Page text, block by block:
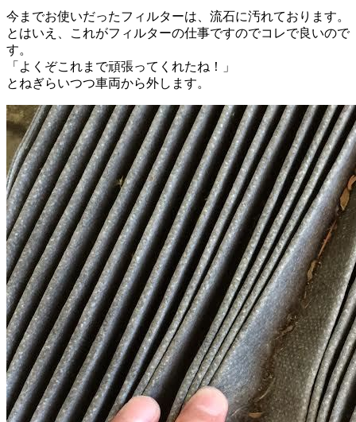
今までお使いだったフィルターは、流石に汚れております。
とはいえ、これがフィルターの仕事ですのでコレで良いので
す。
「よくぞこれまで頑張ってくれたね！」
とねぎらいつつ車両から外します。